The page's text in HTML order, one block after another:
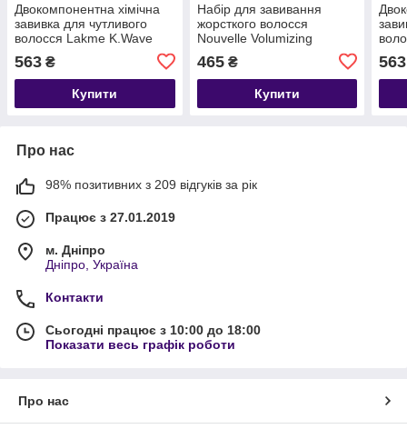
Двокомпонентна хімічна
завивка для чутливого
волосся Lakme K.Wave
Sensitive Hair 2
563 ₴
Купити
Набір для завивання
жорсткого волосся
Nouvelle Volumizing
Modifier + Neutralizer Kit 0
465₴
Купити
563
Про нас
98% позитивних з 209 відгуків за рік
Працює з 27.01.2019
м. Дніпро
Дніпро, Україна
Контакти
Сьогодні працює з 10:00 до 18:00
Показати весь графік роботи
Про нас